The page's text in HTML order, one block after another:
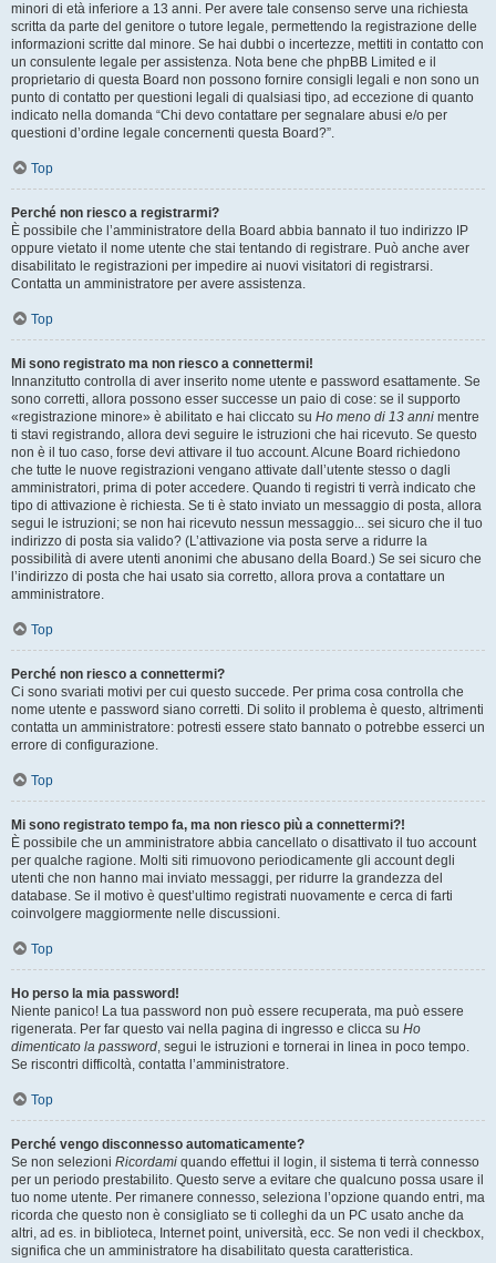
minori di età inferiore a 13 anni. Per avere tale consenso serve una richiesta
scritta da parte del genitore o tutore legale, permettendo la registrazione delle
informazioni scritte dal minore. Se hai dubbi o incertezze, mettiti in contatto con
un consulente legale per assistenza. Nota bene che phpBB Limited e il
proprietario di questa Board non possono fornire consigli legali e non sono un
punto di contatto per questioni legali di qualsiasi tipo, ad eccezione di quanto
indicato nella domanda “Chi devo contattare per segnalare abusi e/o per
questioni d’ordine legale concernenti questa Board?”.
Top
Perché non riesco a registrarmi?
È possibile che l’amministratore della Board abbia bannato il tuo indirizzo IP
oppure vietato il nome utente che stai tentando di registrare. Può anche aver
disabilitato le registrazioni per impedire ai nuovi visitatori di registrarsi.
Contatta un amministratore per avere assistenza.
Top
Mi sono registrato ma non riesco a connettermi!
Innanzitutto controlla di aver inserito nome utente e password esattamente. Se
sono corretti, allora possono esser successe un paio di cose: se il supporto
«registrazione minore» è abilitato e hai cliccato su Ho meno di 13 anni mentre
ti stavi registrando, allora devi seguire le istruzioni che hai ricevuto. Se questo
non è il tuo caso, forse devi attivare il tuo account. Alcune Board richiedono
che tutte le nuove registrazioni vengano attivate dall’utente stesso o dagli
amministratori, prima di poter accedere. Quando ti registri ti verrà indicato che
tipo di attivazione è richiesta. Se ti è stato inviato un messaggio di posta, allora
segui le istruzioni; se non hai ricevuto nessun messaggio... sei sicuro che il tuo
indirizzo di posta sia valido? (L’attivazione via posta serve a ridurre la
possibilità di avere utenti anonimi che abusano della Board.) Se sei sicuro che
l’indirizzo di posta che hai usato sia corretto, allora prova a contattare un
amministratore.
Top
Perché non riesco a connettermi?
Ci sono svariati motivi per cui questo succede. Per prima cosa controlla che
nome utente e password siano corretti. Di solito il problema è questo, altrimenti
contatta un amministratore: potresti essere stato bannato o potrebbe esserci un
errore di configurazione.
Top
Mi sono registrato tempo fa, ma non riesco più a connettermi?!
È possibile che un amministratore abbia cancellato o disattivato il tuo account
per qualche ragione. Molti siti rimuovono periodicamente gli account degli
utenti che non hanno mai inviato messaggi, per ridurre la grandezza del
database. Se il motivo è quest’ultimo registrati nuovamente e cerca di farti
coinvolgere maggiormente nelle discussioni.
Top
Ho perso la mia password!
Niente panico! La tua password non può essere recuperata, ma può essere
rigenerata. Per far questo vai nella pagina di ingresso e clicca su Ho
dimenticato la password, segui le istruzioni e tornerai in linea in poco tempo.
Se riscontri difficoltà, contatta l’amministratore.
Top
Perché vengo disconnesso automaticamente?
Se non selezioni Ricordami quando effettui il login, il sistema ti terrà connesso
per un periodo prestabilito. Questo serve a evitare che qualcuno possa usare il
tuo nome utente. Per rimanere connesso, seleziona l’opzione quando entri, ma
ricorda che questo non è consigliato se ti colleghi da un PC usato anche da
altri, ad es. in biblioteca, Internet point, università, ecc. Se non vedi il checkbox,
significa che un amministratore ha disabilitato questa caratteristica.